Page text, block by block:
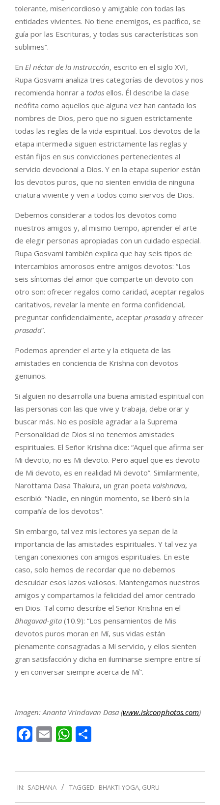
tolerante, misericordioso y amigable con todas las
entidades vivientes. No tiene enemigos, es pacífico, se
guía por las Escrituras, y todas sus características son
sublimes”.
En El néctar de la instrucción, escrito en el siglo XVI,
Rupa Gosvami analiza tres categorías de devotos y nos
recomienda honrar a todos ellos. Él describe la clase
neófita como aquellos que alguna vez han cantado los
nombres de Dios, pero que no siguen estrictamente
todas las reglas de la vida espiritual. Los devotos de la
etapa intermedia siguen estrictamente las reglas y
están fijos en sus convicciones pertenecientes al
servicio devocional a Dios. Y en la etapa superior están
los devotos puros, que no sienten envidia de ninguna
criatura viviente y ven a todos como siervos de Dios.
Debemos considerar a todos los devotos como
nuestros amigos y, al mismo tiempo, aprender el arte
de elegir personas apropiadas con un cuidado especial.
Rupa Gosvami también explica que hay seis tipos de
intercambios amorosos entre amigos devotos: “Los
seis síntomas del amor que comparte un devoto con
otro son: ofrecer regalos como caridad, aceptar regalos
caritativos, revelar la mente en forma confidencial,
preguntar confidencialmente, aceptar prasada y ofrecer
prasada”.
Podemos aprender el arte y la etiqueta de las
amistades en conciencia de Krishna con devotos
genuinos.
Si alguien no desarrolla una buena amistad espiritual con
las personas con las que vive y trabaja, debe orar y
buscar más. No es posible agradar a la Suprema
Personalidad de Dios si no tenemos amistades
espirituales. El Señor Krishna dice: “Aquel que afirma ser
Mi devoto, no es Mi devoto. Pero aquel que es devoto
de Mi devoto, es en realidad Mi devoto”. Similarmente,
Narottama Dasa Thakura, un gran poeta vaishnava,
escribió: “Nadie, en ningún momento, se liberó sin la
compañía de los devotos”.
Sin embargo, tal vez mis lectores ya sepan de la
importancia de las amistades espirituales. Y tal vez ya
tengan conexiones con amigos espirituales. En este
caso, solo hemos de recordar que no debemos
descuidar esos lazos valiosos. Mantengamos nuestros
amigos y compartamos la felicidad del amor centrado
en Dios. Tal como describe el Señor Krishna en el
Bhagavad-gita (10.9): “Los pensamientos de Mis
devotos puros moran en Mí, sus vidas están
plenamente consagradas a Mi servicio, y ellos sienten
gran satisfacción y dicha en iluminarse siempre entre sí
y en conversar siempre acerca de Mí”.
Imagen: Ananta Vrindavan Dasa (www.iskconphotos.com)
Facebook
EmailWhatsApp
03-
IN: SADHANA TAGGED: BHAKTI-YOGA, GURU